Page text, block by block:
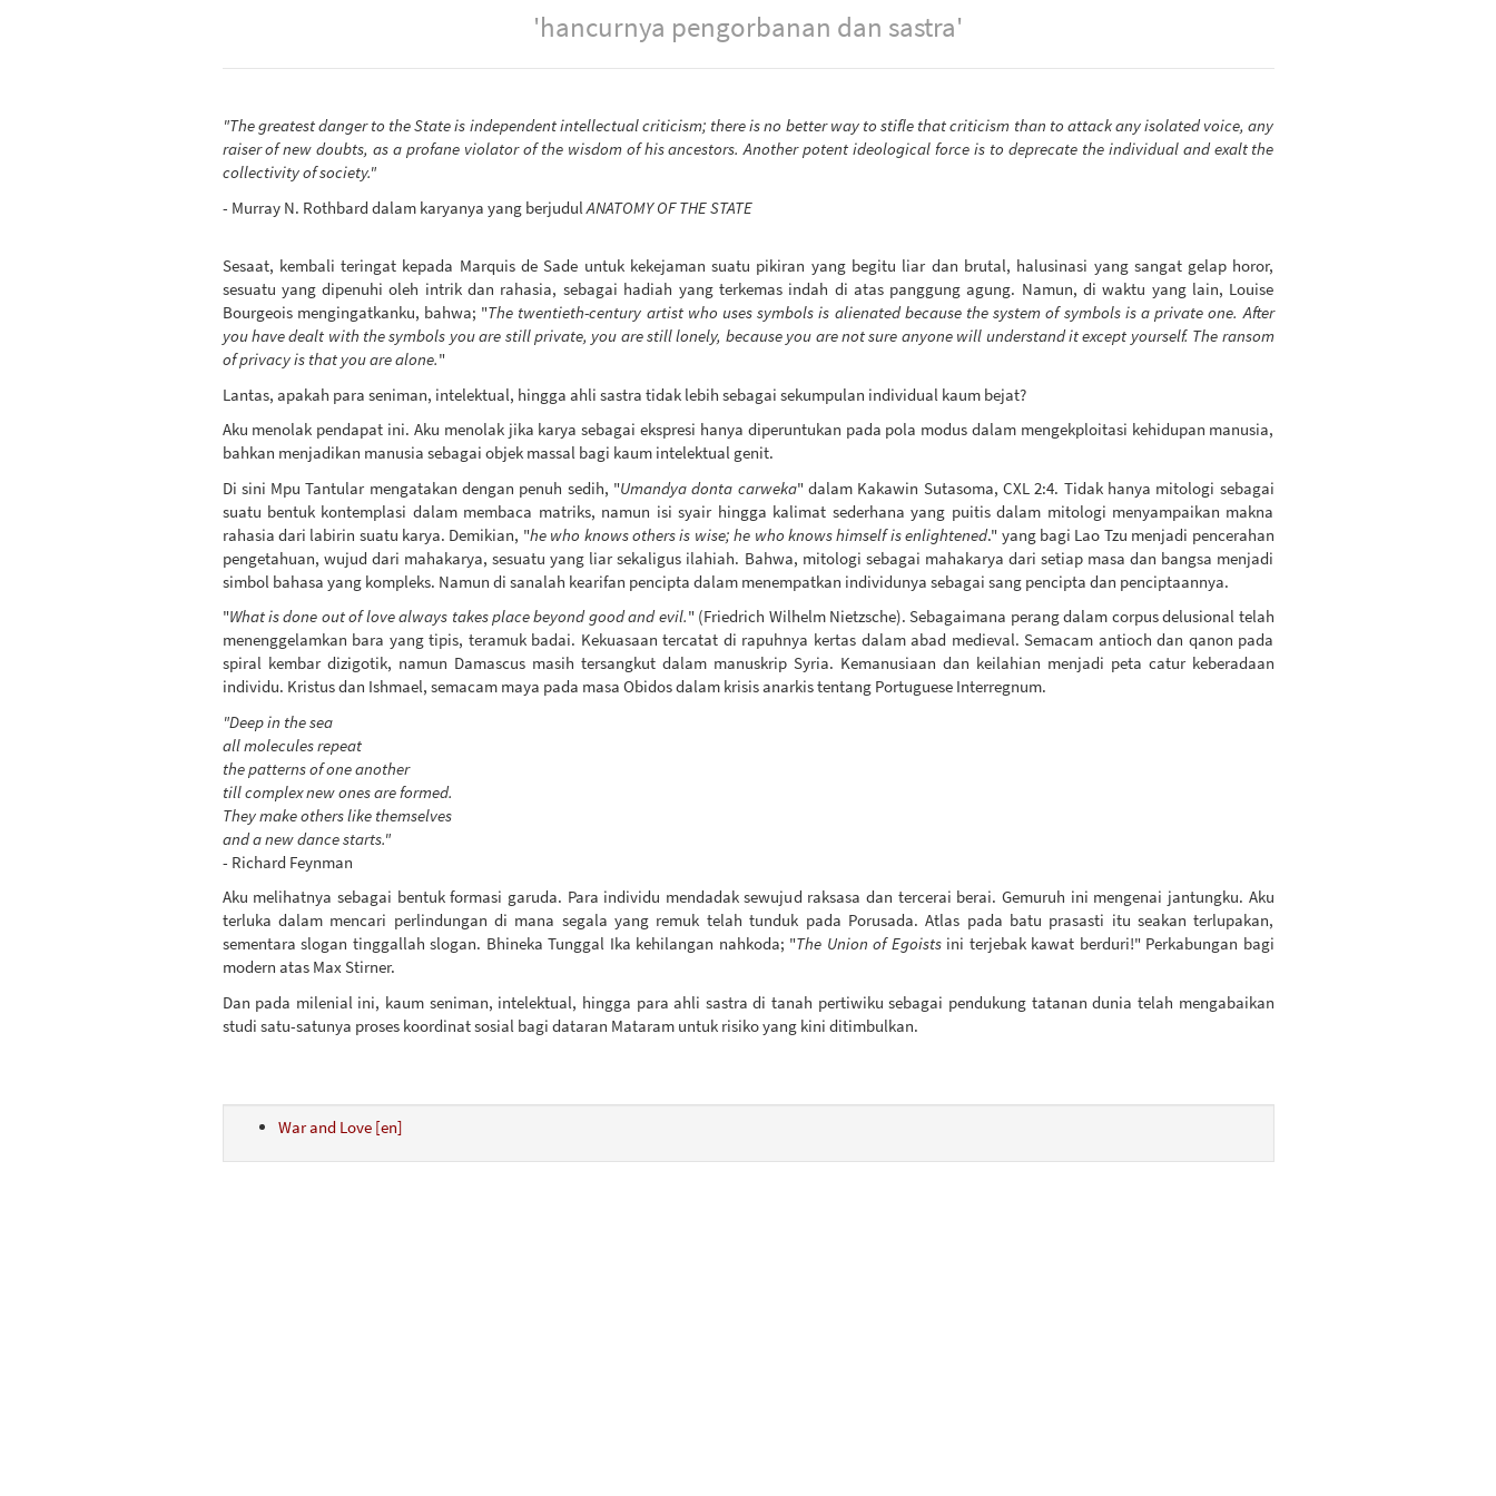
'hancurnya pengorbanan dan sastra'
"The greatest danger to the State is independent intellectual criticism; there is no better way to stifle that criticism than to attack any isolated voice, any
raiser of new doubts, as a profane violator of the wisdom of his ancestors. Another potent ideological force is to deprecate the individual and exalt the
collectivity of society."
- Murray N. Rothbard dalam karyanya yang berjudul ANATOMY OF THE STATE
Sesaat, kembali teringat kepada Marquis de Sade untuk kekejaman suatu pikiran yang begitu liar dan brutal, halusinasi yang sangat gelap horor,
sesuatu yang dipenuhi oleh intrik dan rahasia, sebagai hadiah yang terkemas indah di atas panggung agung. Namun, di waktu yang lain, Louise
Bourgeois mengingatkanku, bahwa; "The twentieth-century artist who uses symbols is alienated because the system of symbols is a private one. After
you have dealt with the symbols you are still private, you are still lonely, because you are not sure anyone will understand it except yourself. The ransom
of privacy is that you are alone."
Lantas, apakah para seniman, intelektual, hingga ahli sastra tidak lebih sebagai sekumpulan individual kaum bejat?
Aku menolak pendapat ini. Aku menolak jika karya sebagai ekspresi hanya diperuntukan pada pola modus dalam mengekploitasi kehidupan manusia,
bahkan menjadikan manusia sebagai objek massal bagi kaum intelektual genit.
Di sini Mpu Tantular mengatakan dengan penuh sedih, "Umandya donta carweka" dalam Kakawin Sutasoma, CXL 2:4. Tidak hanya mitologi sebagai
suatu bentuk kontemplasi dalam membaca matriks, namun isi syair hingga kalimat sederhana yang puitis dalam mitologi menyampaikan makna
rahasia dari labirin suatu karya. Demikian, "he who knows others is wise; he who knows himself is enlightened." yang bagi Lao Tzu menjadi pencerahan
pengetahuan, wujud dari mahakarya, sesuatu yang liar sekaligus ilahiah. Bahwa, mitologi sebagai mahakarya dari setiap masa dan bangsa menjadi
simbol bahasa yang kompleks. Namun di sanalah kearifan pencipta dalam menempatkan individunya sebagai sang pencipta dan penciptaannya.
"What is done out of love always takes place beyond good and evil." (Friedrich Wilhelm Nietzsche). Sebagaimana perang dalam corpus delusional telah
menenggelamkan bara yang tipis, teramuk badai. Kekuasaan tercatat di rapuhnya kertas dalam abad medieval. Semacam antioch dan qanon pada
spiral kembar dizigotik, namun Damascus masih tersangkut dalam manuskrip Syria. Kemanusiaan dan keilahian menjadi peta catur keberadaan
individu. Kristus dan Ishmael, semacam maya pada masa Obidos dalam krisis anarkis tentang Portuguese Interregnum.
"Deep in the sea
all molecules repeat
the patterns of one another
till complex new ones are formed.
They make others like themselves
and a new dance starts."
- Richard Feynman
Aku melihatnya sebagai bentuk formasi garuda. Para individu mendadak sewujud raksasa dan tercerai berai. Gemuruh ini mengenai jantungku. Aku
terluka dalam mencari perlindungan di mana segala yang remuk telah tunduk pada Porusada. Atlas pada batu prasasti itu seakan terlupakan,
sementara slogan tinggallah slogan. Bhineka Tunggal Ika kehilangan nahkoda; "The Union of Egoistsini terjebak kawat berduri!" Perkabungan bagi
modern atas Max Stirner.
Dan pada milenial ini, kaum seniman, intelektual, hingga para ahli sastra di tanah pertiwiku sebagai pendukung tatanan dunia telah mengabaikan
studi satu-satunya proses koordinat sosial bagi dataran Mataram untuk risiko yang kini ditimbulkan.
War and Love [en]